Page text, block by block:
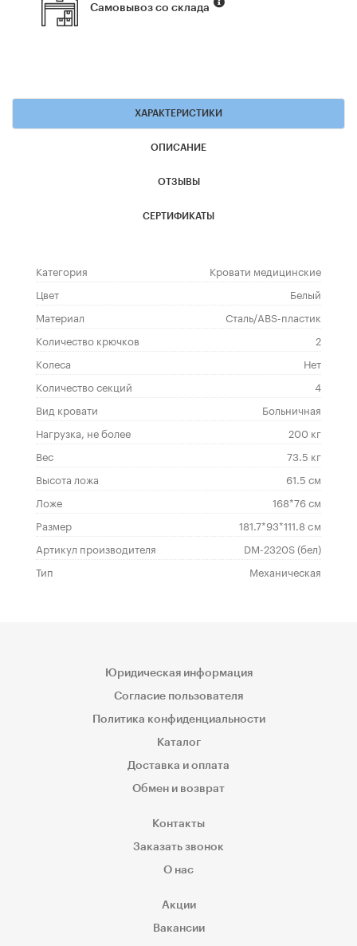
Самовывоз со склада
ХАРАКТЕРИСТИКИ
ОПИСАНИЕ
ОТЗЫВЫ
СЕРТИФИКАТЫ
Категория
Кровати медицинские
Цвет
Белый
Материал
Сталь/ABS-пластик
Количество крючков
2
Колеса
Нет
Количество секций
4
Вид кровати
Больничная
Нагрузка, не более
200 кг
Вес
73.5 кг
Высота ложа
61.5 см
Ложе
168*76 см
Размер
181.7*93*111.8 cм
Артикул производителя
DM-2320S (бел)
Тип
Механическая
Юридическая информация
Согласие пользователя
Политика конфиденциальности
Каталог
Доставка и оплата
Обмен и возврат
Контакты
Заказать звонок
О нас
Акции
Вакансии